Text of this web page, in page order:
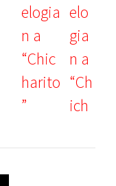
elo
gia
n a
“Ch
ich